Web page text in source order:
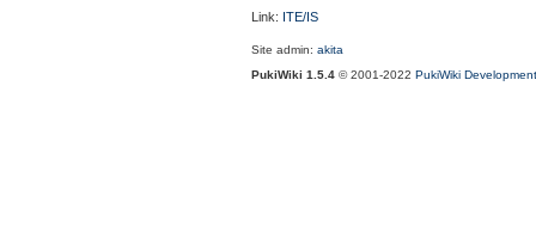
Link: ITE/IS
Site admin: akita
PukiWiki 1.5.4 © 2001-2022 PukiWiki